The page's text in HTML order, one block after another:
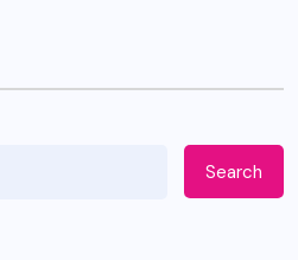
Search